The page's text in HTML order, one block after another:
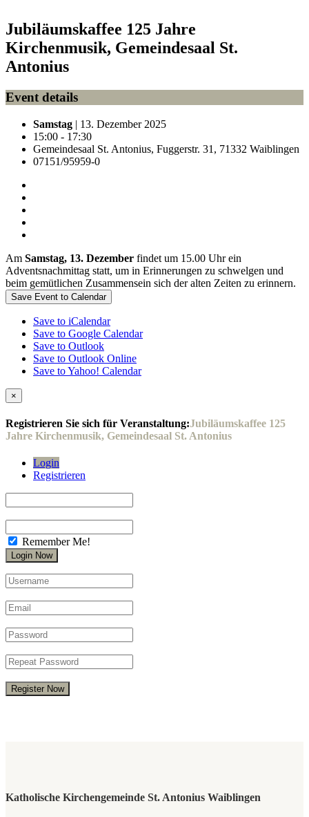
Jubiläumskaffee 125 Jahre
Kirchenmusik, Gemeindesaal St.
Antonius
Event details
Samstag | 13. Dezember 2025
15:00 - 17:30
Gemeindesaal St. Antonius, Fuggerstr. 31, 71332 Waiblingen
07151/95959-0
Am Samstag, 13. Dezember findet um 15.00 Uhr ein
Adventsnachmittag statt, um in Erinnerungen zu schwelgen und
beim gemütlichen Zusammensein sich der alten Zeiten zu erinnern.
Save Event to Calendar
Save to iCalendar
Save to Google Calendar
Save to Outlook
Save to Outlook Online
Save to Yahoo! Calendar
×
Registrieren Sie sich für Veranstaltung:Jubiläumskaffee 125
Jahre Kirchenmusik, Gemeindesaal St. Antonius
Login
Registrieren
Remember Me!
Register Now
Katholische Kirchengemeinde St. Antonius Waiblingen